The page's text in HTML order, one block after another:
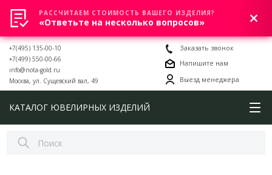
0
+7(495) 135-00-10
+7(499) 550-00-66
info@nota-gold.ru
Москва, ул. Сущевский вал, 49
Заказать звонок
Напишите нам
Выезд менеджера
КАТАЛОГ ЮВЕЛИРНЫХ ИЗДЕЛИЙ
РАССЧИТАЕМ СТОИМОСТЬ ВАШЕГО ИЗДЕЛИЯ?
«Ответьте на несколько вопросов»